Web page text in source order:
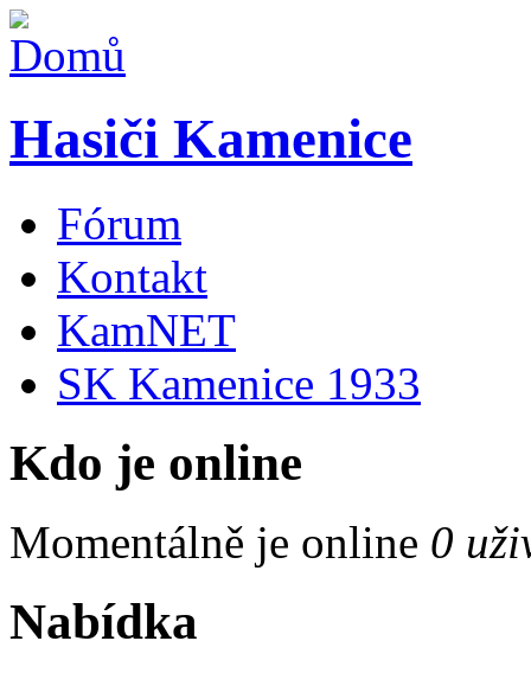
Hasiči Kamenice
Fórum
Kontakt
KamNET
SK Kamenice 1933
Kdo je online
Momentálně je online 0
Nabídka